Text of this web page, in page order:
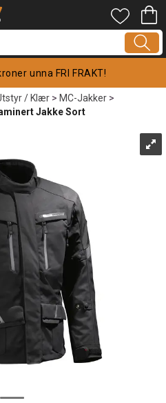
unna FRI FRAKT!
/ Klær>MC-Jakker>
Jakke Sort